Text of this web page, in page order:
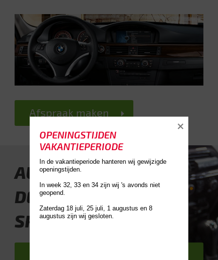
Afspraak maken
AUTO DIEKER
DÉ UNIVERSELE
SPECIALIST
OPENINGSTIJDEN
VAKANTIEPERIODE
In de vakantieperiode hanteren wij gewijzigde
openingstijden.
In week 32, 33 en 34 zijn wij 's avonds niet
geopend.
Zaterdag 18 juli, 25 juli, 1 augustus en 8